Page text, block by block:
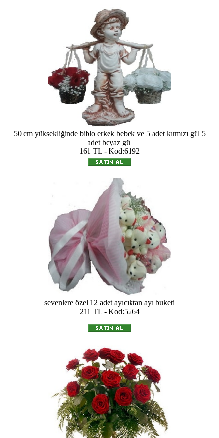
50 cm yüksekliğinde biblo erkek bebek ve 5 adet kırmızı gül 5
adet beyaz gül
161 TL - Kod:6192
sevenlere özel 12 adet ayıcıktan ayı buketi
211 TL - Kod:5264